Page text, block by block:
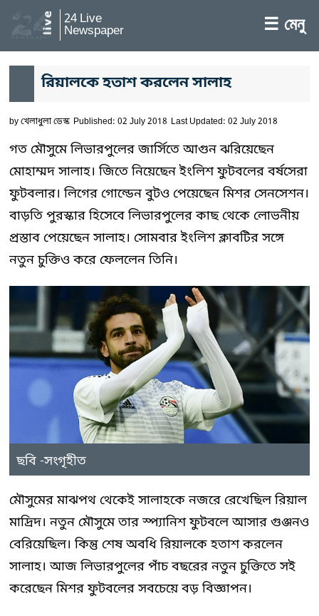
24 Live
Newspaper ☰ মেনু
রিয়ালকে হতাশ করলেন সালাহ
byখেলাধুলা ডেস্ক Published: 02 July 2018 Last Updated: 02 July 2018
গত মৌসুমে লিভারপুলের জার্সিতে আগুন ঝরিয়েছেন
মোহাম্মদ সালাহ। জিতে নিয়েছেন ইংলিশ ফুটবলের বর্ষসেরা
ফুটবলার। লিগের গোল্ডেন বুটও পেয়েছেন মিশর সেনসেশন।
বাড়তি পুরস্কার হিসেবে লিভারপুলের কাছ থেকে লোভনীয়
প্রস্তাব পেয়েছেন সালাহ। সোমবার ইংলিশ ক্লাবটির সঙ্গে
নতুন চুক্তিও করে ফেললেন তিনি।
ছবি -সংগৃহীত
মৌসুমের মাঝপথ থেকেই সালাহকে নজরে রেখেছিল রিয়াল
মাদ্রিদ। নতুন মৌসুমে তার স্প্যানিশ ফুটবলে আসার গুঞ্জনও
বেরিয়েছিল। কিন্তু শেষ অবধি রিয়ালকে হতাশ করলেন
সালাহ। আজ লিভারপুলের পাঁচ বছরের নতুন চুক্তিতে সই
করেছেন মিশর ফুটবলের সবচেয়ে বড় বিজ্ঞাপন।